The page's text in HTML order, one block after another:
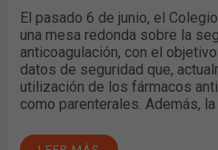
El pasado 6 de junio, el
una mesa redonda sobre la
anticoagulación, con el
datos de seguridad que,
utilización de los fármacos
como parenterales. Además,